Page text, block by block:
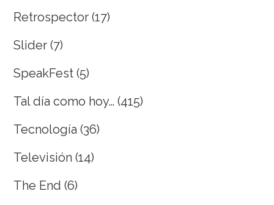
Retrospector (17)
Slider (7)
SpeakFest (5)
Tal día como hoy… (415)
Tecnología (36)
Televisión (14)
The End (6)